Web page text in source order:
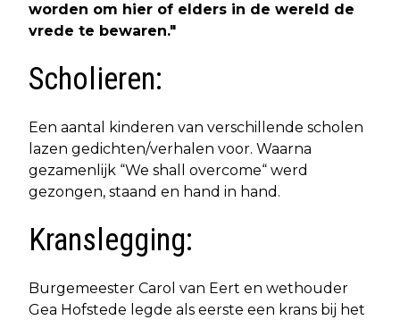
worden om hier of elders in de wereld de
vrede te bewaren."
Scholieren:
Een aantal kinderen van verschillende scholen
lazen gedichten/verhalen voor. Waarna
gezamenlijk “We shall overcome“ werd
gezongen, staand en hand in hand.
Kranslegging:
Burgemeester Carol van Eert en wethouder
Gea Hofstede legde als eerste een krans bij het